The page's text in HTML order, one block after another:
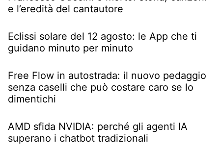
e l’eredità del cantautore
Eclissi solare del 12 agosto: le App che ti
guidano minuto per minuto
Free Flow in autostrada: il nuovo pedaggio
senza caselli che può costare caro se lo
dimentichi
AMD sfida NVIDIA: perché gli agenti IA
superano i chatbot tradizionali